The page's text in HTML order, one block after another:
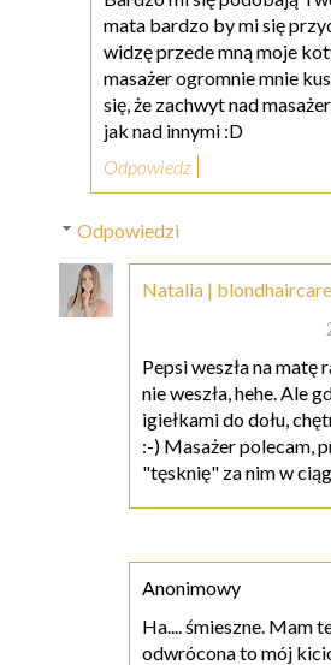
mata bardzo by mi się
widzę przede mną moje
masażer ogromnie mnie
się, że zachwyt nad
jak nad innymi :D
Odpowiedz
Odpowiedzi
Natalia |
Pepsi weszła na matę
nie weszła, hehe. Ale
igiełkami do dołu,
:-) Masażer polecam,
"tęsknię" za nim w
Anonimowy
Ha.... śmieszne. Mam
odwrócona to mój